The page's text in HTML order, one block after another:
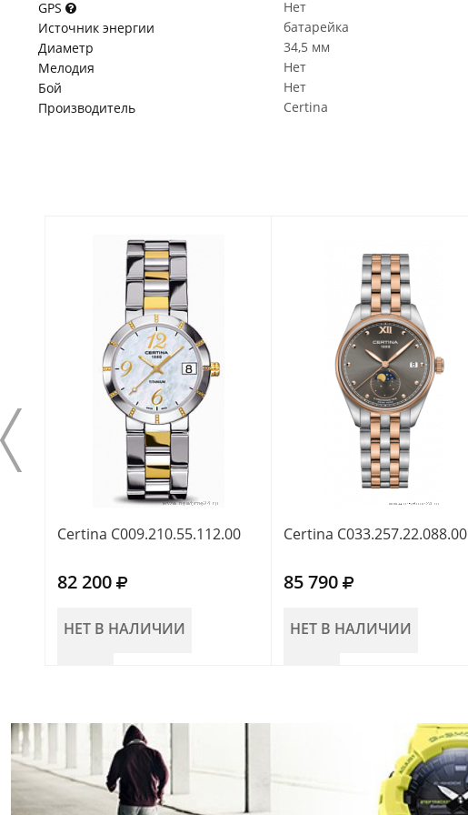
GPS
Нет
Источник энергии
батарейка
Диаметр
34,5 мм
Мелодия
Нет
Бой
Нет
Производитель
Certina
Certina C009.210.55.112.00
82 200
НЕТ В НАЛИЧИИ
Certina C033.257.22.088.00
85 790
НЕТ В НАЛИЧИИ